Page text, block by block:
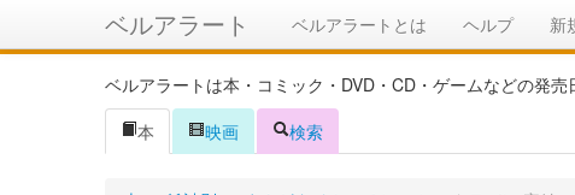
ベルアラート ベルアラートとは ヘルプ 新
ベルアラートは本・コミック・DVD・CD・ゲームなどの発売
本
映画 検索